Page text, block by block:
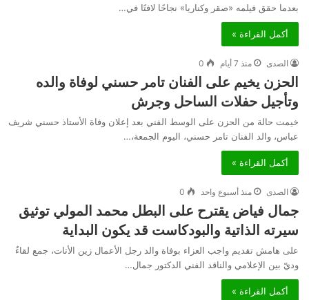
بعدما حقق فيلمه «صقر وكناريا» نجاحًا لافتًا في…
أكمل القراءة »
الصدى منذ 7 أيام 0
الحزن يخيم على الفنان تامر حسني لوفاة والده
وتأجيل حفلات الساحل وجرش
خيمت حالة من الحزن على الوسط الفني بعد إعلان وفاة الأستاذ حسني شريف
عباس، والد الفنان تامر حسني، اليوم الجمعة،…
أكمل القراءة »
الصدى منذ أسبوع واحد 0
جمال فياض يقترح على البطل محمد المولي توثيق
سيرته الذاتية والبودكاست قد يكون البداية
على هامش تقديم واجب العزاء بوفاة والد رجل الأعمال زين الأتات، جمع لقاءٌ
وديّ بين الإعلامي والناقد الفني الدكتور جمال…
أكمل القراءة »